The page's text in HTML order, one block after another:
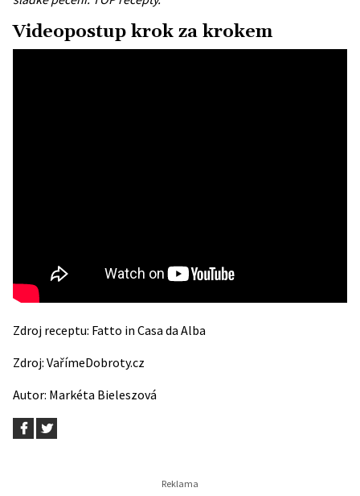
Videopostup krok za krokem
Zdroj receptu: Fatto in Casa da Alba
Zdroj: VařímeDobroty.cz
Autor: Markéta Bieleszová